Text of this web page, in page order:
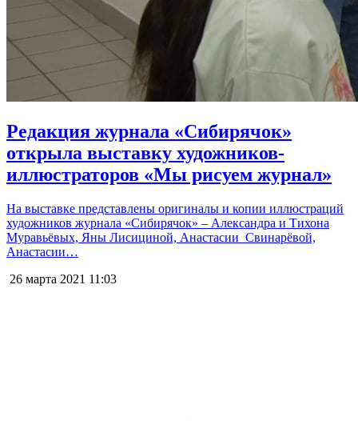
Редакция журнала «Сибирячок»
открыла выставку художников-
иллюстраторов «Мы рисуем журнал»
На выставке представлены оригиналы и копии иллюстраций
художников журнала «Сибирячок» – Александра и Тихона
Муравьёвых, Яны Лисициной, Анастасии Свинарёвой,
Анастасии…
26 марта 2021 11:03